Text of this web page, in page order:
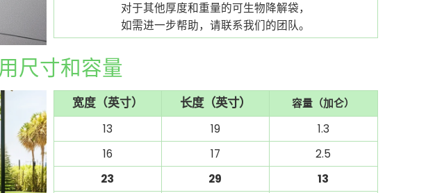
对于其他厚度和重量的可生物降解袋，
如需进一步帮助，请联系我们的团队。
尺寸和容量
宽度（英寸） 长度（英寸） 容量（加仑）
13 19
1.3
16
17
2.5
23
29
13